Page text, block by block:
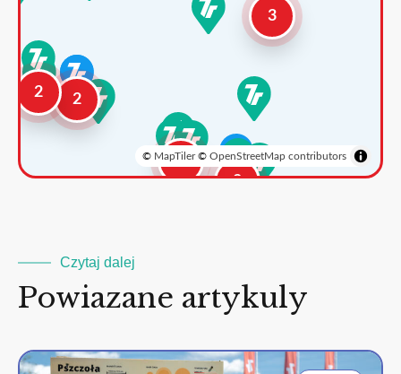
2
2
3
2
3
© MapTiler© OpenStreetMap contributors
Czytaj dalej
Powiazane artykuly